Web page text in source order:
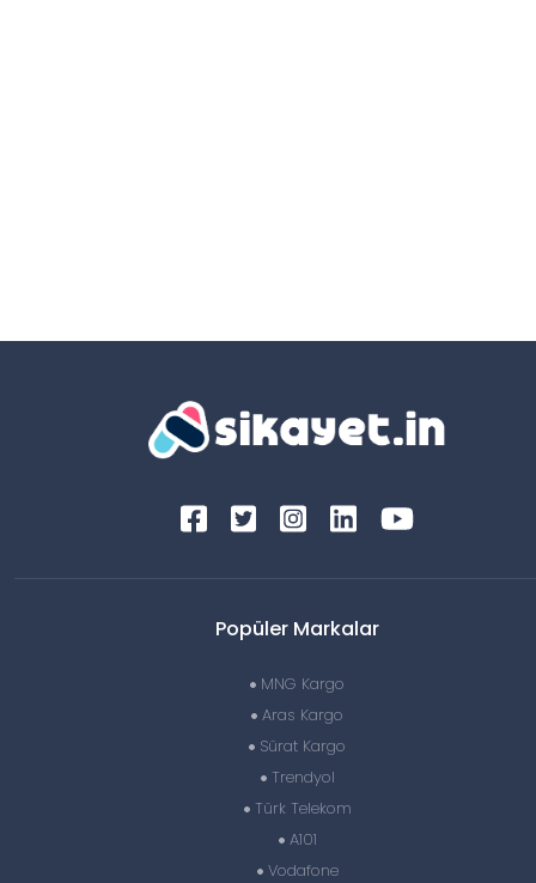
Popüler Markalar
MNG Kargo
Aras Kargo
Sürat Kargo
Trendyol
Türk Telekom
A101
Vodafone